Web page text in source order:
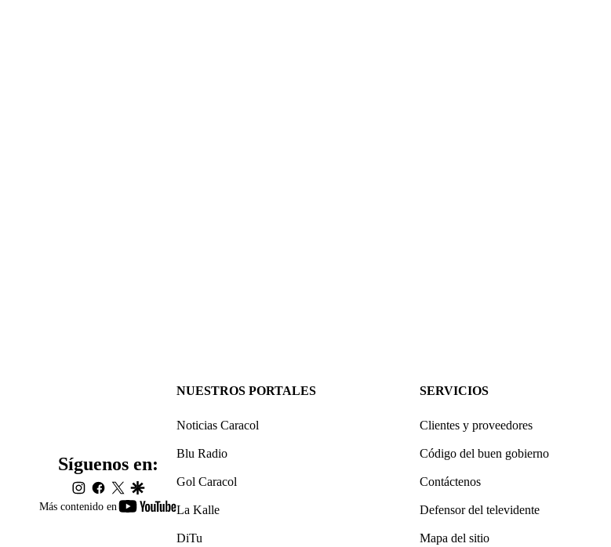
Más contenido en
youtube-
Síguenos en:
instagram
facebook
twittergoogle
NUESTROS PORTALES
Noticias Caracol
Blu Radio
Gol Caracol
La Kalle
DiTu
SERVICIOS
Clientes y proveedores
Código del buen gobierno
Contáctenos
Defensor del televidente
Mapa del sitio